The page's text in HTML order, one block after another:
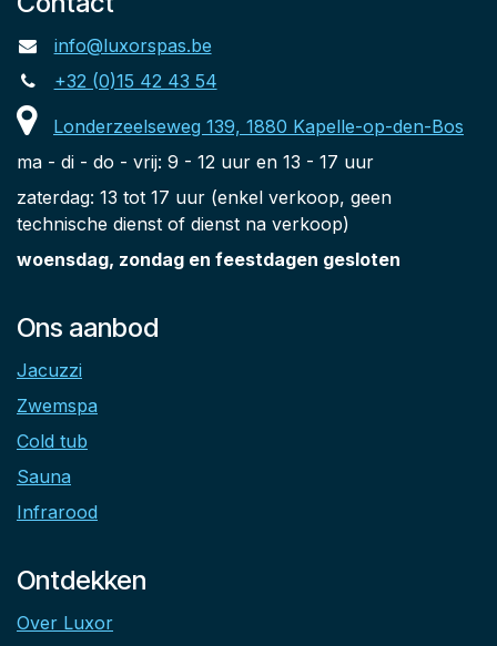
info@luxorspas.be
+32 (0)15 42 43 54
Londerzeelseweg 139, 1880 Kapelle-op-den-Bos
ma - di - do - vrij: 9 - 12 uur en 13 - 17 uur
zaterdag: 13 tot 17 uur (enkel verkoop, geen
technische dienst of dienst na verkoop)
woensdag, zondag en feestdagen gesloten
Ons aanbod
Jacuzzi
Zwemspa
Cold tub
Sauna
Infrarood
Ontdekken
Over Luxor